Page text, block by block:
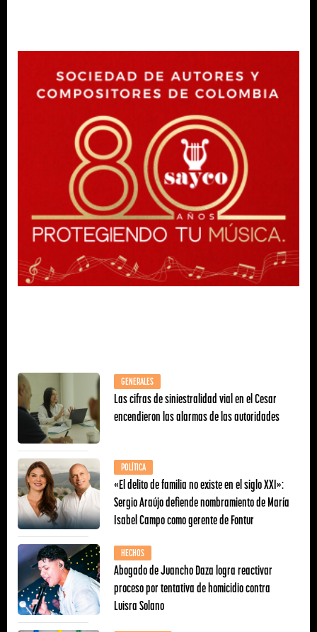
GENERALES
Las cifras de siniestralidad vial en el Cesar
encendieron las alarmas de las autoridades
POLÍTICA
«El delito de familia no existe en el siglo XXI»:
Sergio Araújo defiende nombramiento de María
Isabel Campo como gerente de Fontur
HECHOS
Abogado de Juancho Daza logra reactivar
proceso por tentativa de homicidio contra
Luisra Solano